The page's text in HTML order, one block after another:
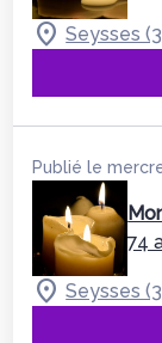
Seysses
Publié le
74
Seysses